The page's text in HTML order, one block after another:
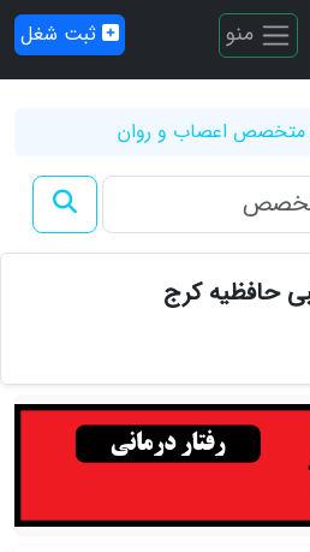
منو ثبت شغل
متخصص اعصاب و روان
حافظیه کرج